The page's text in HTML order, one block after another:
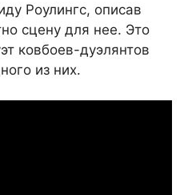
Роулингс, описав
сцену для нее. Это
ковбоев-дуэлянтов
из них.